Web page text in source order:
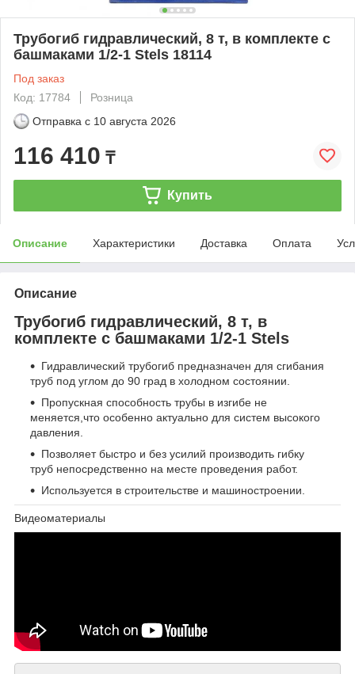
Трубогиб гидравлический, 8 т, в комплекте с
башмаками 1/2-1 Stels 18114
Под заказ
Код: 17784
Розница
Отправка с 10 августа 2026
116 410 ₸
Купить
Описание Характеристики Доставка Оплата
Описание
Трубогиб гидравлический, 8 т, в
комплекте с башмаками 1/2-1 Stels
Гидравлический трубогиб предназначен для сгибания
труб под углом до 90 град в холодном состоянии.
Пропускная способность трубы в изгибе не
меняется,что особенно актуально для систем высокого
давления.
Позволяет быстро и без усилий производить гибку
труб непосредственно на месте проведения работ.
Используется в строительстве и машиностроении.
Видеоматериалы